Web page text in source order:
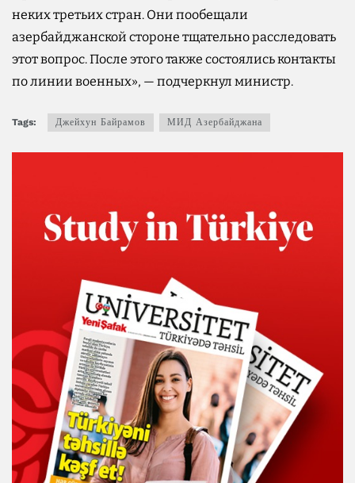
неких третьих стран. Они пообещали
азербайджанской стороне тщательно расследовать
этот вопрос. После этого также состоялись контакты
по линии военных», — подчеркнул министр.
Tags: Джейхун Байрамов МИД Азербайджана